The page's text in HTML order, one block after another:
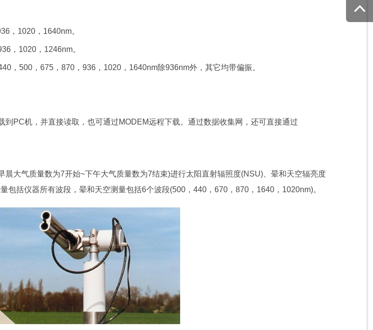
，1020，1640nm。
，1020，1246nm。
500，675，870，936，1020，1640nm除936nm外，其它均带偏振。
机，并直接读取，也可通过MODEM远程下载。通过数据收集网，还可直接通过
气质量数为7开始~下午大气质量数为7结束)进行太阳直射辐照度(NSU)、晕和天空辐亮度
括仪器所有波段，晕和天空测量包括6个波段(500，440，670，870，1640，1020nm)。